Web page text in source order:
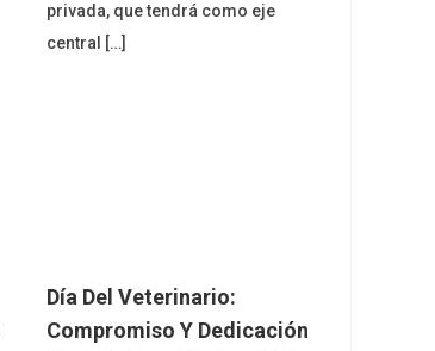
privada, que tendrá como eje
central […]
Día Del Veterinario:
Compromiso Y Dedicación